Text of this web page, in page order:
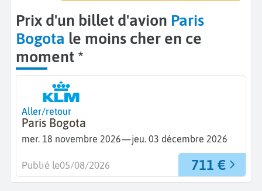
Prix d'un billet d'avion Paris
Bogota le moins cher en ce
moment *
Aller/retour
Paris Bogota
mer. 18 novembre 2026—jeu. 03 décembre 2026
711 €
Publié le05/08/2026